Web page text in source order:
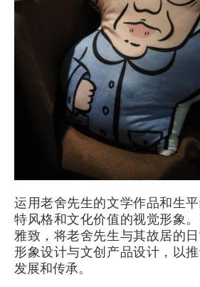
运用老舍先生的文学作品和生
特风格和文化价值的视觉形象
雅致，将老舍先生与其故居的
形象设计与文创产品设计，以
发展和传承。